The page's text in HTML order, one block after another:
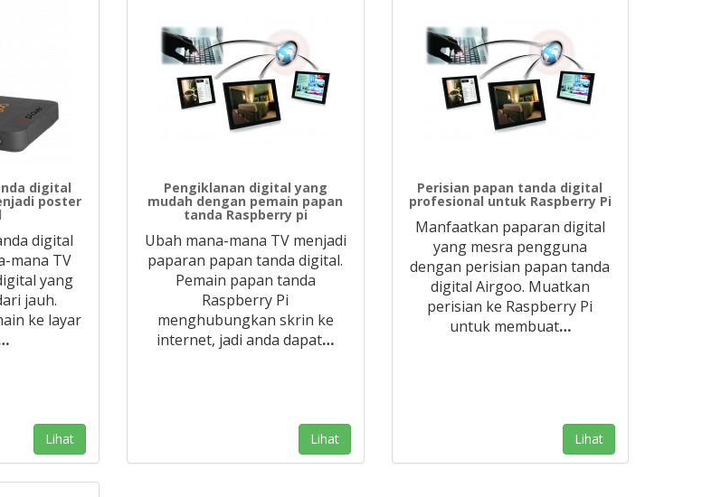
digital
poster
digital
mana TV
yang
jauh.
ke layar
Lihat
Pengiklanan digital yang
mudah dengan pemain papan
tanda Raspberry pi
Ubah mana-mana TV menjadi
paparan papan tanda digital.
Pemain papan tanda
Raspberry Pi
menghubungkan skrin ke
internet, jadi anda dapat…
Lihat
Perisian papan tanda digital
profesional untuk Raspberry Pi
Manfaatkan paparan digital
yang mesra pengguna
dengan perisian papan tanda
digital Airgoo. Muatkan
perisian ke Raspberry Pi
untuk membuat…
Lihat